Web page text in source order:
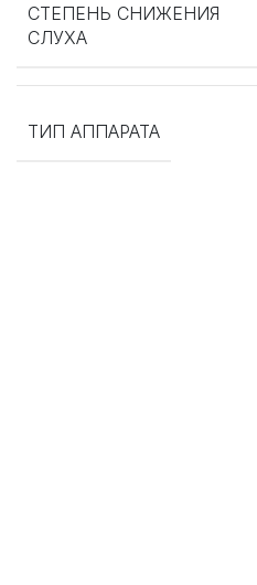
СТЕПЕНЬ СНИЖЕНИЯ
СЛУХА
ТИП АППАРАТА